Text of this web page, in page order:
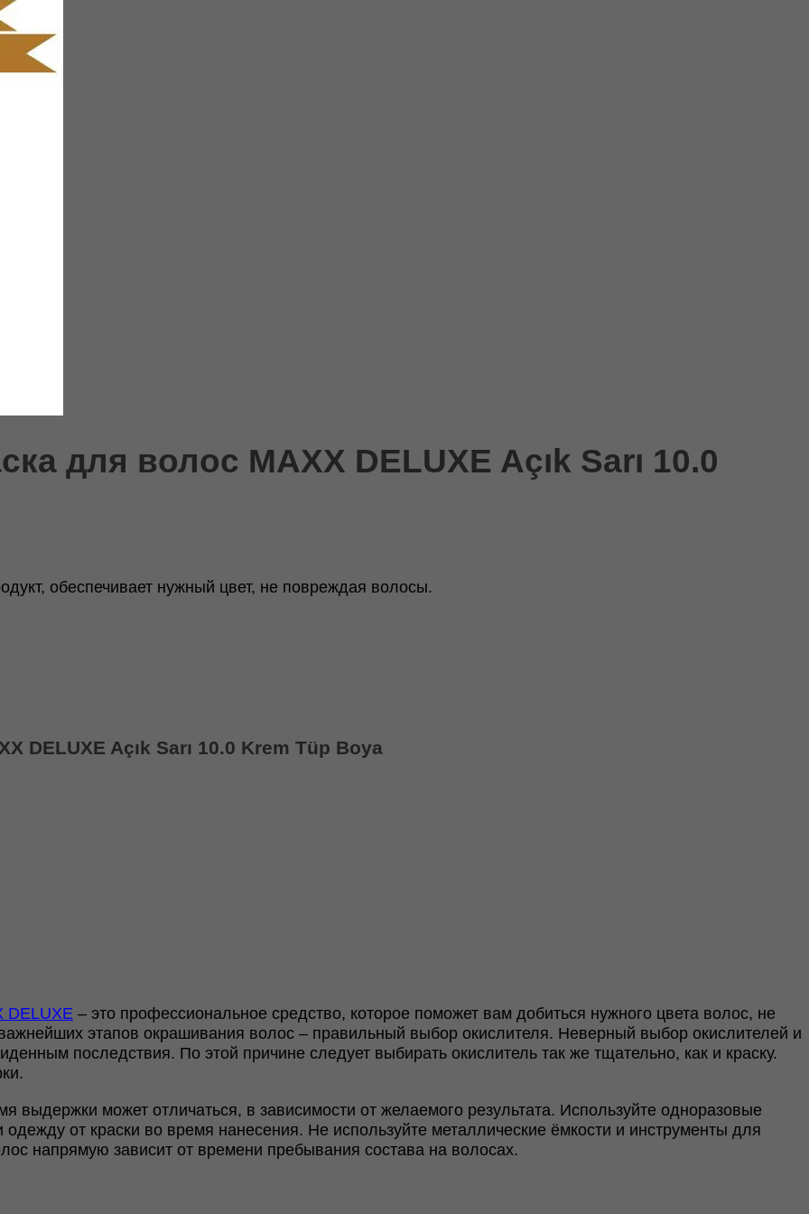
для волос MAXX DELUXE Açık Sarı 10.0
обеспечивает нужный цвет, не повреждая волосы.
DELUXE Açık Sarı 10.0 Krem Tüp Boya
DELUXE – это профессиональное средство, которое поможет вам добиться нужного цвета волос, не
этапов окрашивания волос – правильный выбор окислителя. Неверный выбор окислителей и
последствия. По этой причине следует выбирать окислитель так же тщательно, как и краску.
может отличаться, в зависимости от желаемого результата. Используйте одноразовые
от краски во время нанесения. Не используйте металлические ёмкости и инструменты для
напрямую зависит от времени пребывания состава на волосах.